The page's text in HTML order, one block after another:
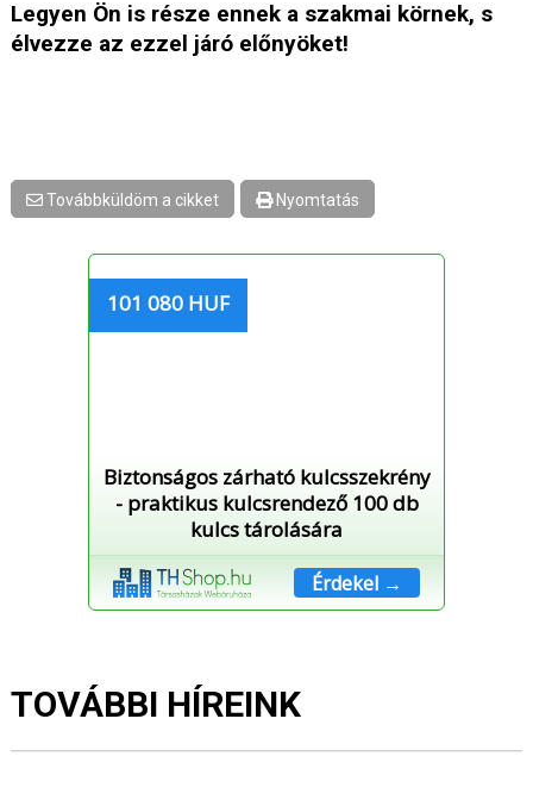
Legyen Ön is része ennek a szakmai körnek, s
élvezze az ezzel járó előnyöket!
Továbbküldöm a cikket Nyomtatás
101 080 HUF
Biztonságos zárható kulcsszekrény
- praktikus kulcsrendező 100 db
kulcs tárolására
Érdekel →
TOVÁBBI HÍREINK